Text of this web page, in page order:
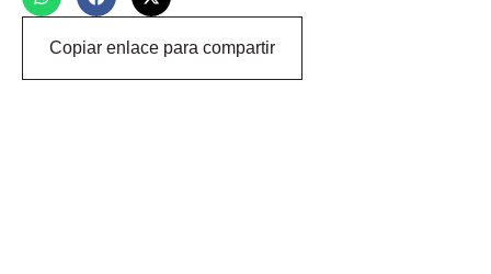
Copiar enlace para compartir